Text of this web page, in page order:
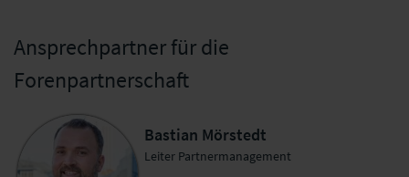
Ansprechpartner für die
Forenpartnerschaft
Bastian Mörstedt
Leiter Partnermanagement